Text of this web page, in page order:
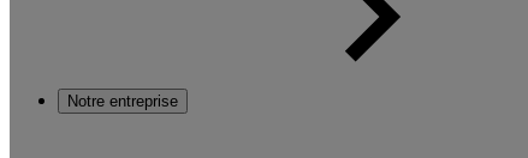
Notre entreprise